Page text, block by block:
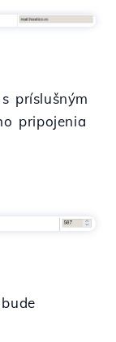
príslušným
pripojenia
bude